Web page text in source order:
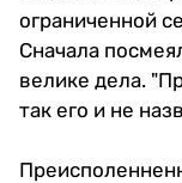
ограниченной
Cначала
велике дела.
так его и не